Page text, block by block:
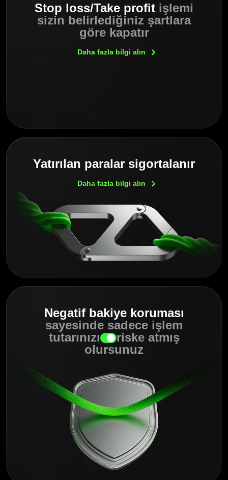
Stop loss/Take profit işlemi
sizin belirlediğiniz şartlara
göre kapatır
Daha fazla bilgi alın
Yatırılan paralar sigortalanır
Daha fazla bilgi alın
Negatif bakiye koruması
sayesinde sadece işlem
tutarınızı
riske atmış
olursunuz